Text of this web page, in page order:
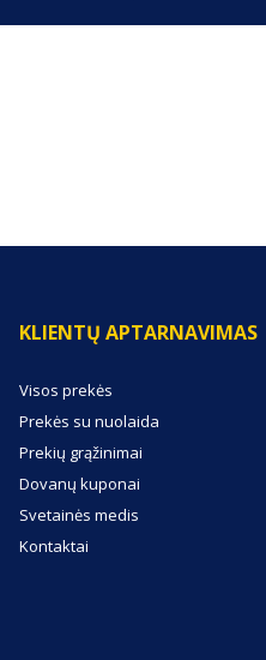
KLIENTŲ APTARNAVIMAS
Visos prekės
Prekės su nuolaida
Prekių grąžinimai
Dovanų kuponai
Svetainės medis
Kontaktai